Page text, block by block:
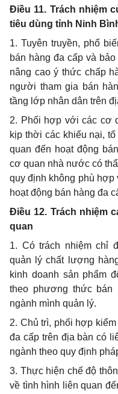
Điều 11. Trách nhiệm
tiêu dùng tỉnh Ninh
1. Tuyên truyền, phổ
bán hàng đa cấp và
nâng cao ý thức chấp
người tham gia bán
tầng lớp nhân dân trên
2. Phối hợp với các cơ
kịp thời các khiếu nại,
quan đến hoạt động
cơ quan nhà nước có
quy định không phù
hoạt động bán hàng đa
Điều 12. Trách nhiệm
quan
1. Có trách nhiệm chỉ
quản lý chất lượng
kinh doanh sản phẩm
theo phương thức bán
ngành mình quản lý.
2. Chủ trì, phối hợp
đa cấp trên địa bàn có
ngành theo quy định
3. Thực hiện chế độ
về tình hình liên quan